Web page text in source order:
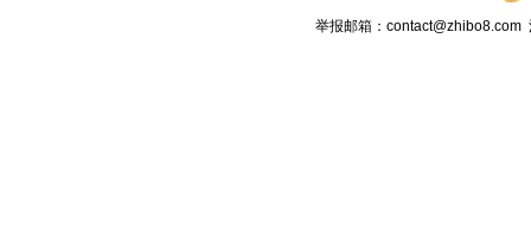
举报邮箱：